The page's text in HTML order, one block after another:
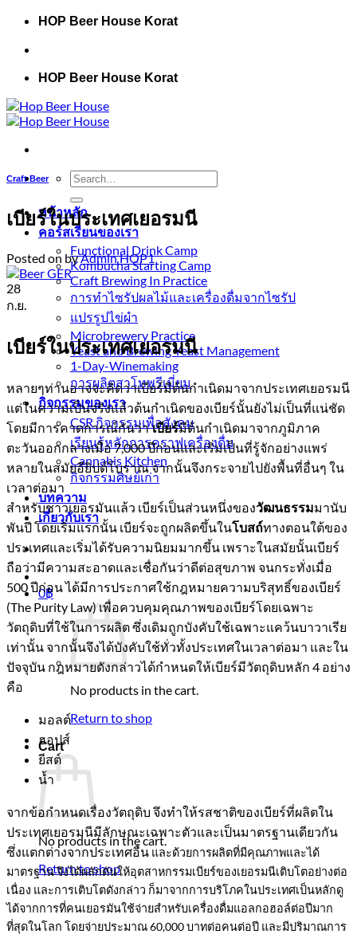
Skip
content
HOP Beer House Korat
HOP Beer House Korat
Search
for:
หน้าหลัก
คอร์สเรียนของเรา
Functional Drink Camp
Kombucha Starting Camp
Craft Brewing In Practice
การทำไซรัปผลไม้และเครื่องดื่มจากไซรัป
แปรรูปไข่ผำ
Microbrewery Practice
Yeast and Brewing Yeast Management
1-Day-Winemaking
การผลิตสาโทพรีเมี่ยม
กิจกรรมของเรา
CSR กิจกรรมเพื่อสังคม
เรียนรู้หลักการคราฟเครื่องดื่ม
Cannabis Kitchen
กิจกรรมศิษย์เก่า
บทความ
เกี่ยวกับเรา
0฿
No products in the cart.
Return to shop
Cart
No products in the cart.
Return to shop
Craft Beer
เบียร์ในประเทศเยอรมนี
Posted on byAdmin HOP1
28
ก.ย.
เบียร์ในประเทศเยอรมนี
หลายๆท่านอาจจะคิดว่าเบียร์มีต้นกำเนิดมาจากประเทศเยอรมนี
แต่ในความเป็นจริงแล้วต้นกำเนิดของเบียร์นั้นยังไม่เป็นที่แน่ชัด
โดยมีการคาดการณ์กันว่าเบียร์มีต้นกำเนิดมาจากภูมิภาค
ตะวันออกกลางเมื่อ 7,000 ปีก่อนและเริ่มเป็นที่รู้จักอย่างแพร่
หลายในสมัยอียิปต์โบราณ จากนั้นจึงกระจายไปยังพื้นที่อื่นๆ ใน
เวลาต่อมา
สำหรับชาวเยอรมันแล้ว เบียร์เป็นส่วนหนึ่งของวัฒนธรรมมานับ
พันปี โดยเริ่มแรกนั้น เบียร์จะถูกผลิตขึ้นในโบสถ์ทางตอนใต้ของ
ประเทศและเริ่มได้รับความนิยมมากขึ้น เพราะในสมัยนั้นเบียร์
ถือว่ามีความสะอาดและเชื่อกันว่าดีต่อสุขภาพ จนกระทั่งเมื่อ
500 ปีก่อน ได้มีการประกาศใช้กฎหมายความบริสุทธิ์ของเบียร์
(The Purity Law) เพื่อควบคุมคุณภาพของเบียร์โดยเฉพาะ
วัตถุดิบที่ใช้ในการผลิต ซึ่งเดิมถูกบังคับใช้เฉพาะแคว้นบาวาเรีย
เท่านั้น จากนั้นจึงได้บังคับใช้ทั่วทั้งประเทศในเวลาต่อมา และใน
ปัจจุบัน กฎหมายดังกล่าวได้กำหนดให้เบียร์มีวัตถุดิบหลัก 4 อย่าง
คือ
มอลต์
ฮอปส์
ยีสต์
น้ำ
จากข้อกำหนดเรื่องวัตถุดิบ จึงทำให้รสชาติของเบียร์ที่ผลิตใน
ประเทศเยอรมนีมีลักษณะเฉพาะตัวและเป็นมาตรฐานเดียวกัน
ซึ่งแตกต่างจากประเทศอื่น และด้วยการผลิตที่มีคุณภาพและได้
มาตรฐาน จึงได้ผลักดันให้อุตสาหกรรมเบียร์ของเยอรมนีเติบโตอย่างต่อ
เนื่อง และการเติบโตดังกล่าว ก็มาจากการบริโภคในประเทศเป็นหลักดู
ได้จากการที่คนเยอรมันใช้จ่ายสำหรับเครื่องดื่มแอลกอฮอล์ต่อปีมาก
ที่สุดในโลก โดยจ่ายประมาณ 60,000 บาทต่อคนต่อปี และมีปริมาณการ